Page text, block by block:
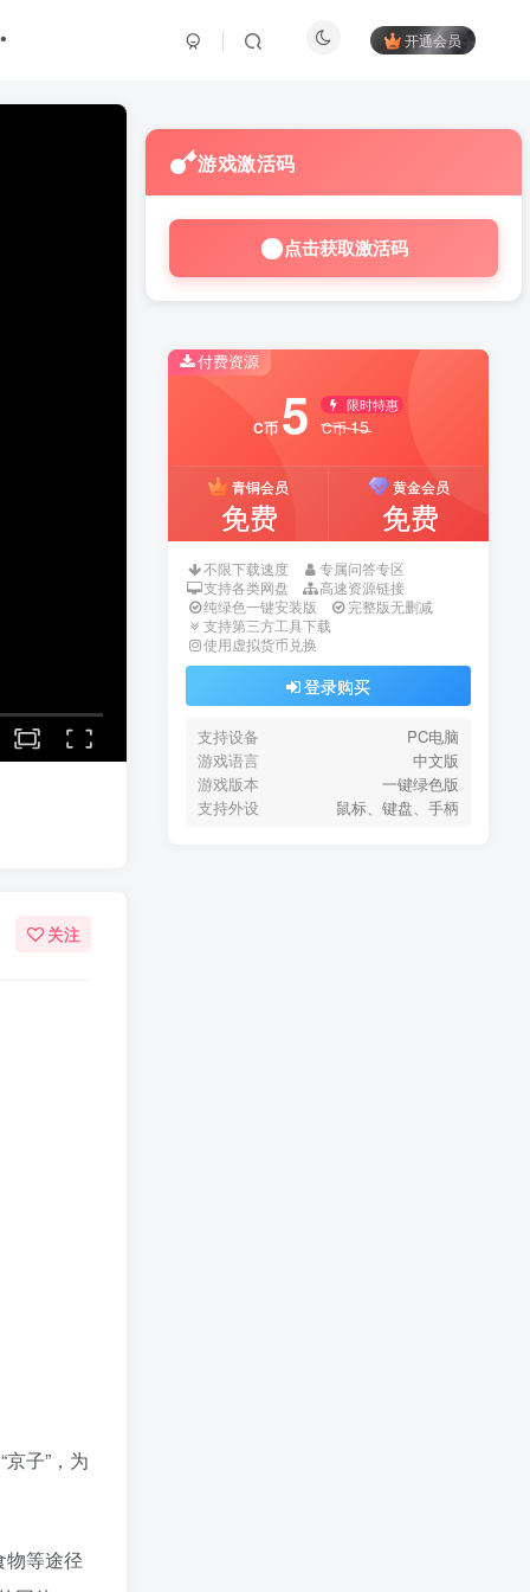
开通会员
关注
子”，为
物等途径
游戏激活码
点击获取激活码
付费资源
C币 5 限时特惠
C币15
青铜会员
免费
黄金会员
免费
不限下载速度
专属问答专区
支持各类网盘
高速资源链接
纯绿色一键安装版
完整版无删减
支持第三方工具下载
使用虚拟货币兑换
登录购买
支持设备
PC电脑
游戏语言
中文版
游戏版本
一键绿色版
支持外设
鼠标、键盘、手柄